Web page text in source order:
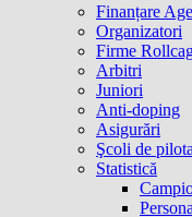
Finanțare
Organizatori
Firme
Arbitri
Juniori
Anti-doping
Asigurări
Şcoli de
Statistică